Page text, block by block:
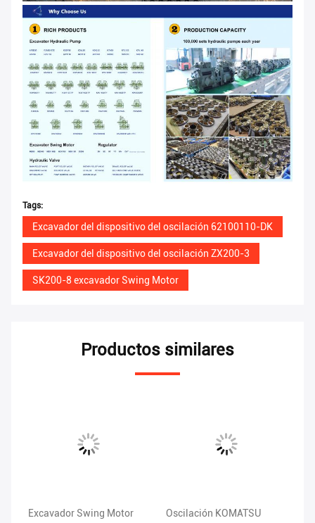
Tags:
Excavador del dispositivo del oscilación 62100110-DK
Excavador del dispositivo del oscilación ZX200-3
SK200-8 excavador Swing Motor
Productos similares
Excavador Swing Motor
Oscilación KOMATSU